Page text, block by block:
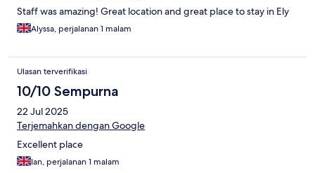
Staff was amazing! Great location and great place to stay in Ely
Alyssa, perjalanan 1 malam
Ulasan terverifikasi
10/10 Sempurna
22 Jul 2025
Terjemahkan dengan Google
Excellent place
Ian, perjalanan 1 malam